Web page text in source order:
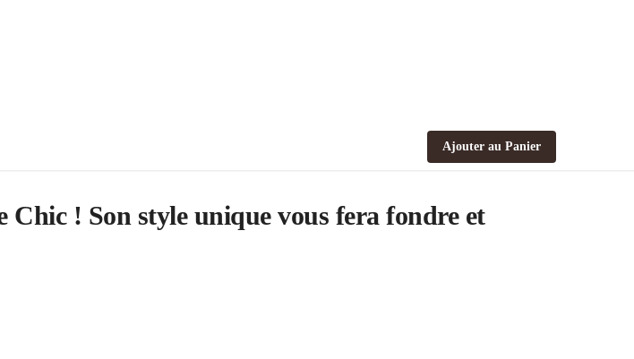
Ajouter au Panier
Chic ! Son style unique vous fera fondre et